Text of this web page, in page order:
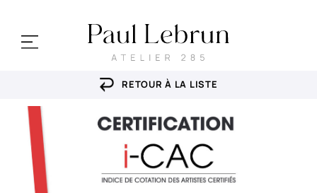
mes portraits
cours & ateliers
RETOUR À LA LISTE